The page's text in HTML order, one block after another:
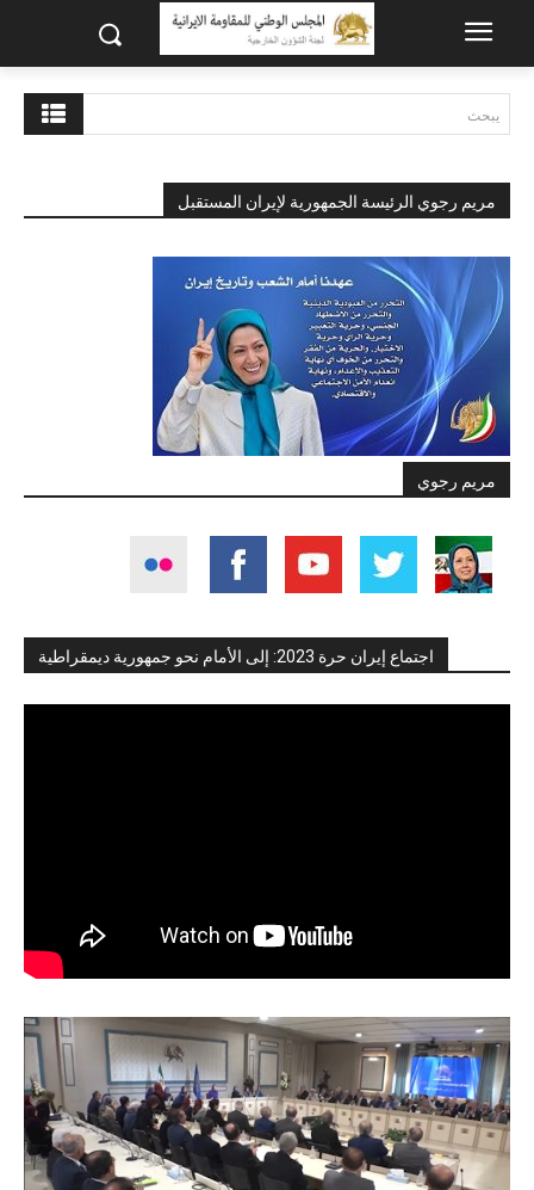
يبحث
مريم رجوي الرئيسة الجمهورية لإيران المستقبل
مريم رجوي
اجتماع إيران حرة 2023: إلى الأمام نحو جمهورية ديمقراطية